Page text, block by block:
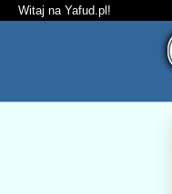
Witaj na Yafud.pl!